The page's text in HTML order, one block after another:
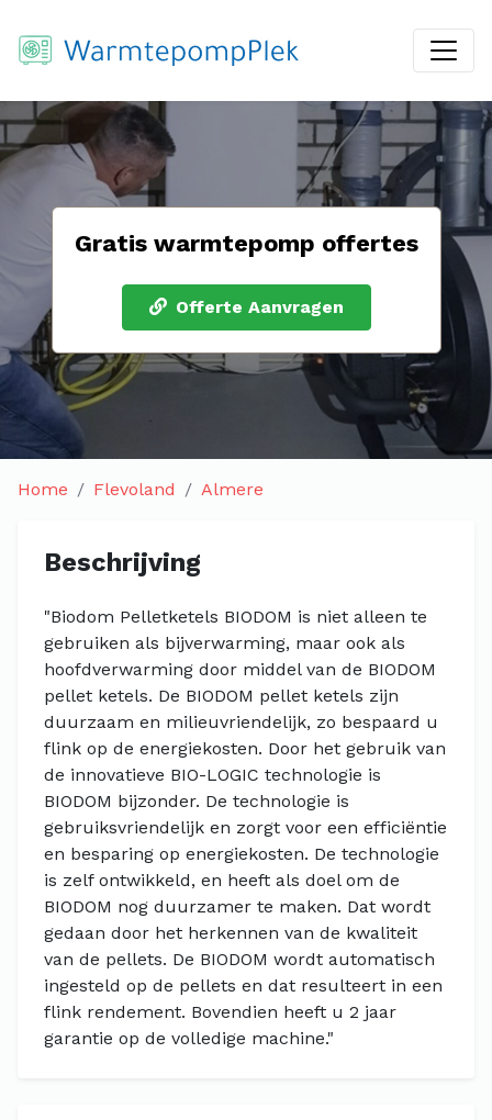
Gratis warmtepomp offertes
Offerte Aanvragen
Home Flevoland Almere
Beschrijving
"Biodom Pelletketels BIODOM is niet alleen te
gebruiken als bijverwarming, maar ook als
hoofdverwarming door middel van de BIODOM
pellet ketels. De BIODOM pellet ketels zijn
duurzaam en milieuvriendelijk, zo bespaard u
flink op de energiekosten. Door het gebruik van
de innovatieve BIO-LOGIC technologie is
BIODOM bijzonder. De technologie is
gebruiksvriendelijk en zorgt voor een efficiëntie
en besparing op energiekosten. De technologie
is zelf ontwikkeld, en heeft als doel om de
BIODOM nog duurzamer te maken. Dat wordt
gedaan door het herkennen van de kwaliteit
van de pellets. De BIODOM wordt automatisch
ingesteld op de pellets en dat resulteert in een
flink rendement. Bovendien heeft u 2 jaar
garantie op de volledige machine."